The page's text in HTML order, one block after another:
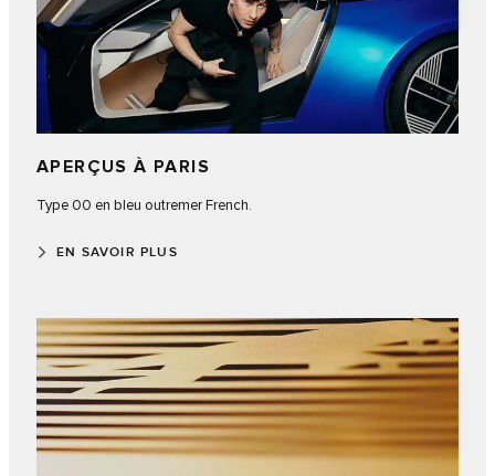
APERÇUS À PARIS
Type 00 en bleu outremer French.
EN SAVOIR PLUS